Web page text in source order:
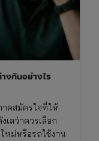
งกันอย่างไร
คสมัครใจที่ให้
เลว่าควรเลือก
หม่หรือรถใช้งาน